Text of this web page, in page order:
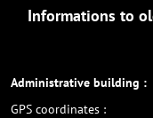
Informations to
Administrative building :
GPS coordinates :